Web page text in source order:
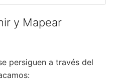
y Mapear
persiguen a través del